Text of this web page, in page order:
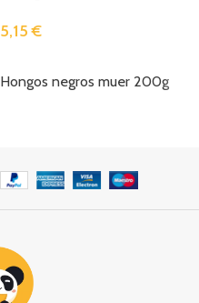
5,15€
Hongos negros muer 200g